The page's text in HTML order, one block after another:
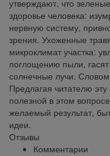
утверждают, что
здоровье человека:
нервную систему,
зрения. Ухоженные
микроклимат участка:
поглощению пыли,
солнечные лучи.
Предлагая читателю
полезной в этом
желаемый результат,
идеи.
Отзывы
Комментарии